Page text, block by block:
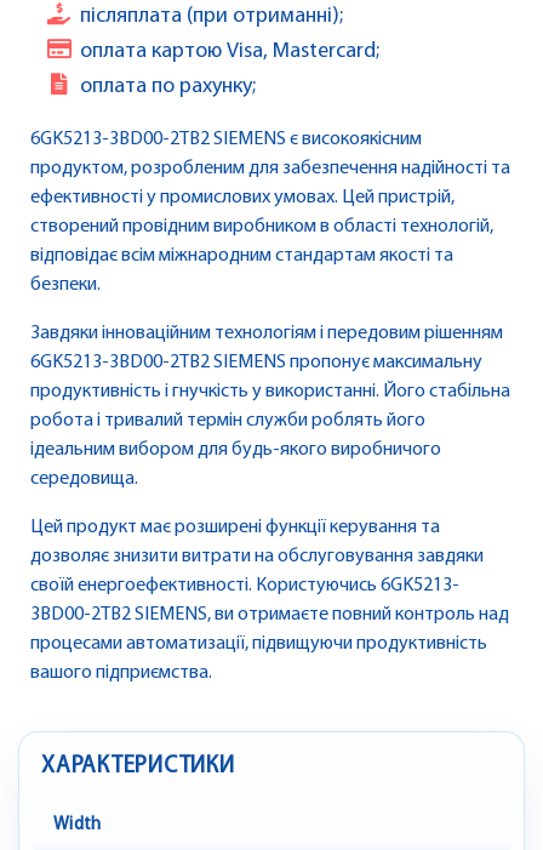
післяплата (при отриманні);
оплата картою Visa, Mastercard;
оплата по рахунку;
6GK5213-3BD00-2TB2 SIEMENS є високоякісним
продуктом, розробленим для забезпечення надійності та
ефективності у промислових умовах. Цей пристрій,
створений провідним виробником в області технологій,
відповідає всім міжнародним стандартам якості та
безпеки.
Завдяки інноваційним технологіям і передовим рішенням
6GK5213-3BD00-2TB2 SIEMENS пропонує максимальну
продуктивність і гнучкість у використанні. Його стабільна
робота і тривалий термін служби роблять його
ідеальним вибором для будь-якого виробничого
середовища.
Цей продукт має розширені функції керування та
дозволяє знизити витрати на обслуговування завдяки
своїй енергоефективності. Користуючись 6GK5213-
3BD00-2TB2 SIEMENS, ви отримаєте повний контроль над
процесами автоматизації, підвищуючи продуктивність
вашого підприємства.
ХАРАКТЕРИСТИКИ
Width